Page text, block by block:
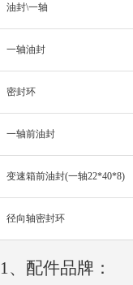
油封\一轴
一轴油封
密封环
一轴前油封
变速箱前油封(一轴22*40*8)
径向轴密封环
1、配件品牌：